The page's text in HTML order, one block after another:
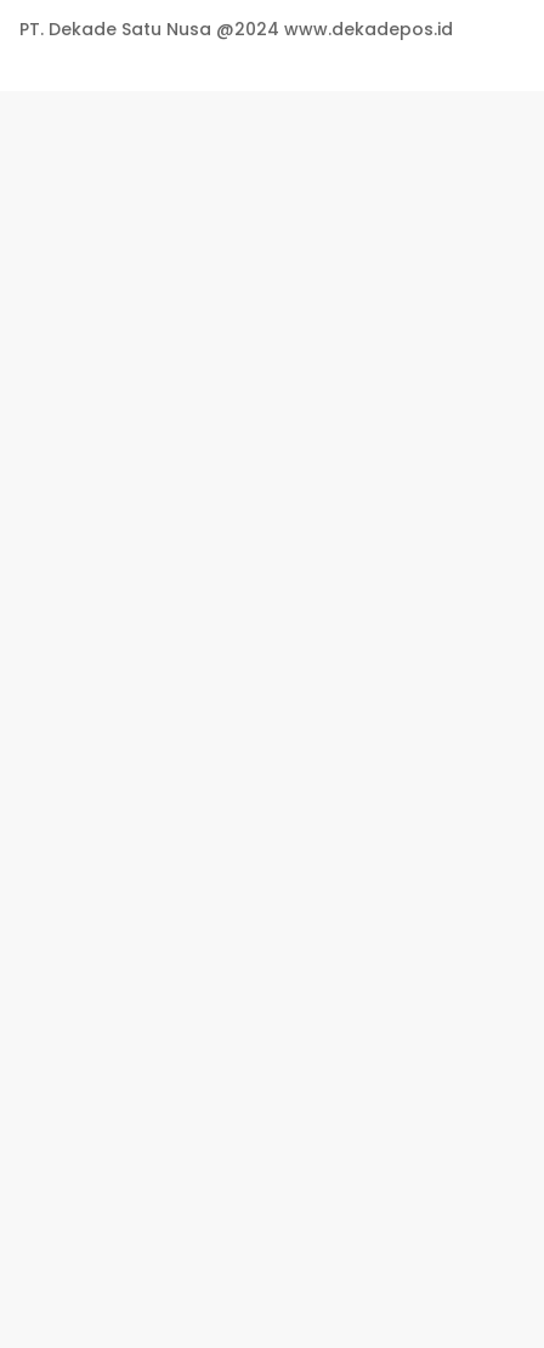
PT. Dekade Satu Nusa @2024 www.dekadepos.id